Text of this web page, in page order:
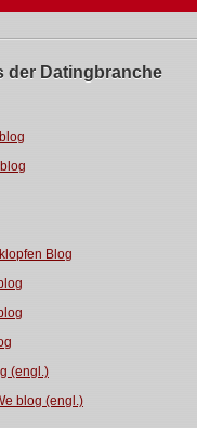
der Datingbranche
Blog
(engl.)
blog (engl.)